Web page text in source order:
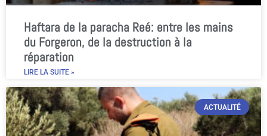
Haftara de la paracha Reé: entre les mains
du Forgeron, de la destruction à la
réparation
LIRE LA SUITE »
ACTUALITÉ